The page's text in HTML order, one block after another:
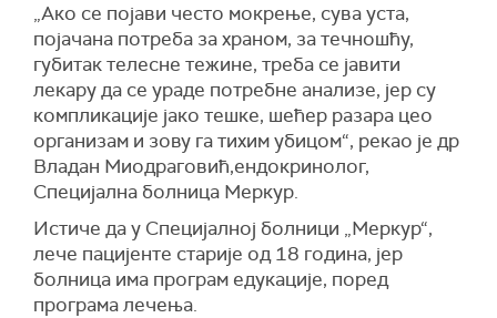
„Ако се појави често мокрење, сува уста,
појачана потреба за храном, за течношћу,
губитак телесне тежине, треба се јавити
лекару да се ураде потребне анализе, јер су
компликације јако тешке, шећер разара цео
организам и зову га тихим убицом“, рекао је др
Владан Миодраговић,ендокринолог,
Специјална болница Меркур.
Истиче да у Специјалној болници „Меркур“,
лече пацијенте старије од 18 година, јер
болница има програм едукације, поред
програма лечења.